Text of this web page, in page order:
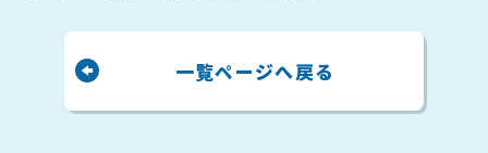
一覧ページへ戻る